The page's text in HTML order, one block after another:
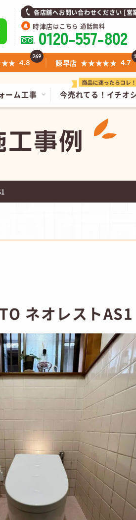
各店舗へお問い合わせください [
時津店はこちら 通話無料
0120-557-802
今売れてる！ イチオ
ーム工事
4.8
269
諫早店 ★★★★★ 4.7
工事例
ネオレストAS1